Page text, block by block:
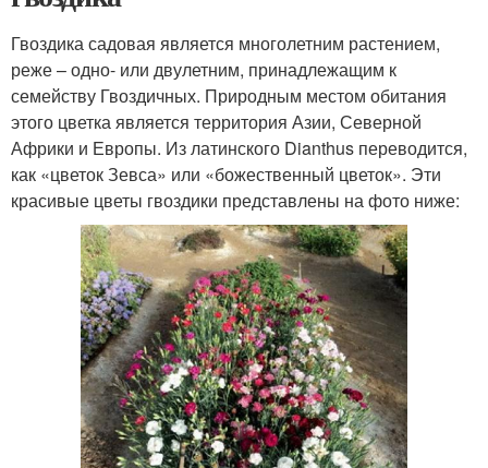
Гвоздика садовая является многолетним растением,
реже – одно- или двулетним, принадлежащим к
семейству Гвоздичных. Природным местом обитания
этого цветка является территория Азии, Северной
Африки и Европы. Из латинского Dianthus переводится,
как «цветок Зевса» или «божественный цветок». Эти
красивые цветы гвоздики представлены на фото ниже: